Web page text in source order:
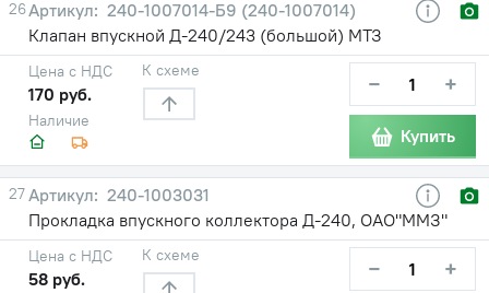
26
240-1007014-Б9 (240-1007014)
Клапан впускной Д-240/243 (большой) МТЗ
Наличие
Цена с НДС
170 руб.
К схеме − +
Купить
27
240-1003031
Прокладка впускного коллектора Д-240, ОАО"ММЗ"
Цена с НДС
58 руб.
К схеме − +